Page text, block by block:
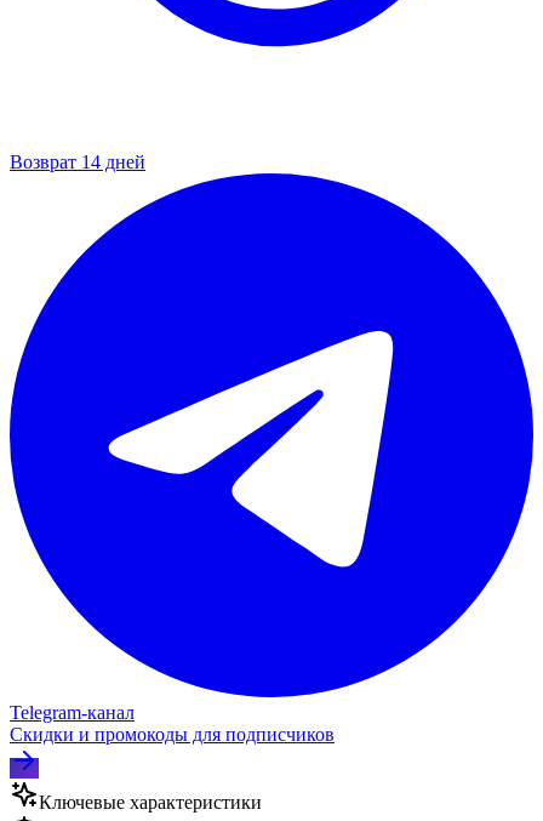
Возврат 14 дней
Telegram‑канал
Скидки и промокоды для подписчиков
Ключевые характеристики